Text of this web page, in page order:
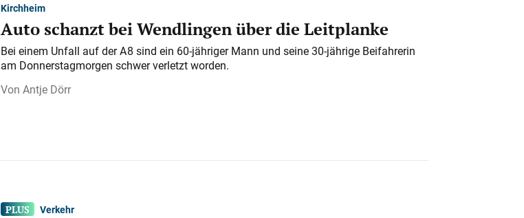
Kirchheim
Auto schanzt bei Wendlingen über die Leitplanke
Bei einem Unfall auf der A 8 sind ein 60-jähriger Mann und seine 30-jährige Beifahrerin
am Donnerstagmorgen schwer verletzt worden.
Antje Dörr
Verkehr